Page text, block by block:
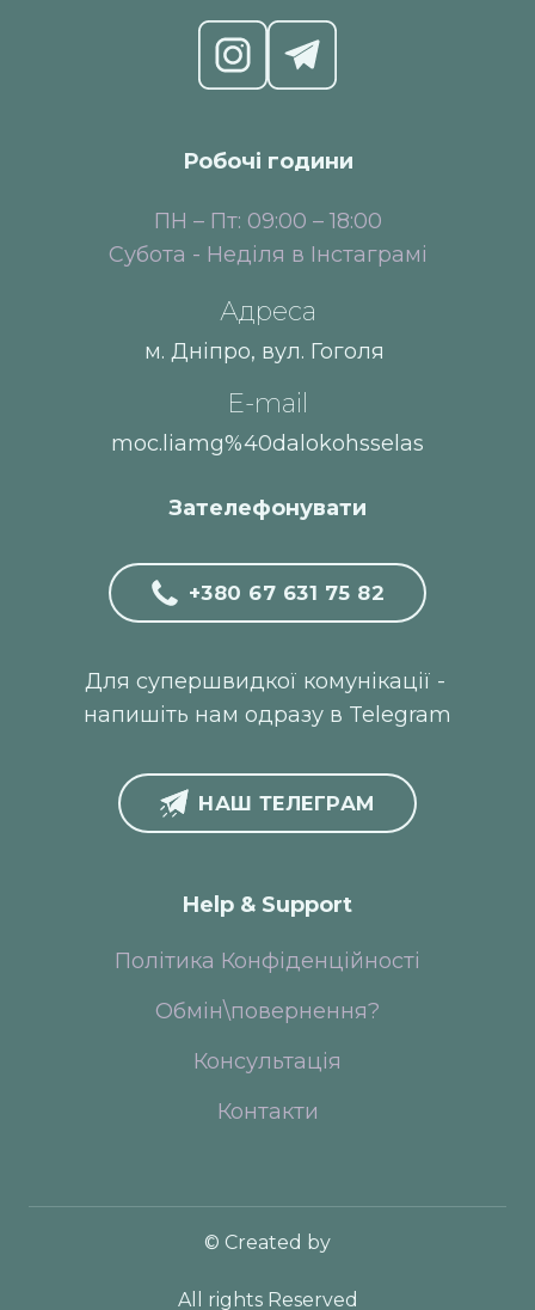
Робочі години
ПН – Пт: 09:00 – 18:00
Субота - Неділя в Інстаграмі
Адреса
м. Дніпро, вул. Гоголя
E-mail
moc.liamg%40dalokohsselas
Зателефонувати
+380 67 631 75 82
Для супершвидкої комунікації -
напишіть нам одразу в Telegram
НАШ ТЕЛЕГРАМ
Help & Support
Політика Конфіденційності
Обмін\повернення?
Консультація
Контакти
© Created by
All rights Reserved